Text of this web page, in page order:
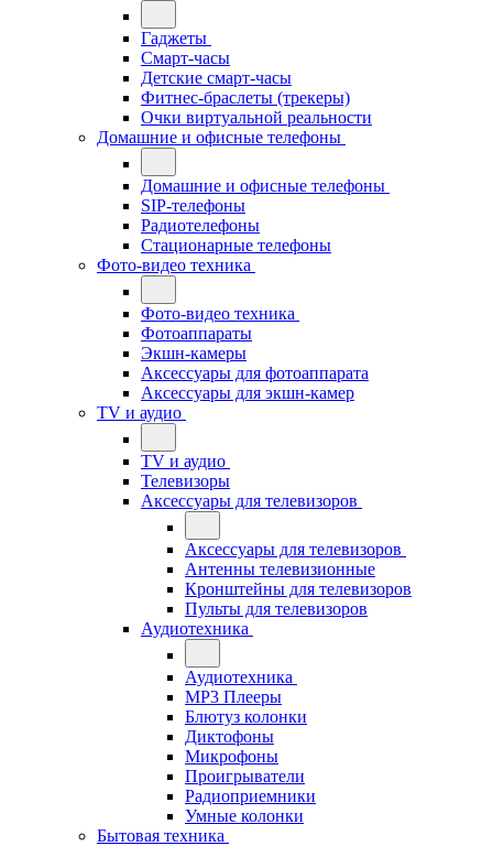
Гаджеты
Смарт-часы
Детские смарт-часы
Фитнес-браслеты (трекеры)
Очки виртуальной реальности
Домашние и офисные телефоны
Домашние и офисные телефоны
SIP-телефоны
Радиотелефоны
Стационарные телефоны
Фото-видео техника
Фото-видео техника
Фотоаппараты
Экшн-камеры
Аксессуары для фотоаппарата
Аксессуары для экшн-камер
TV и аудио
TV и аудио
Телевизоры
Аксессуары для телевизоров
Аксессуары для телевизоров
Антенны телевизионные
Кронштейны для телевизоров
Пульты для телевизоров
Аудиотехника
Аудиотехника
MP3 Плееры
Блютуз колонки
Диктофоны
Микрофоны
Проигрыватели
Радиоприемники
Умные колонки
Бытовая техника